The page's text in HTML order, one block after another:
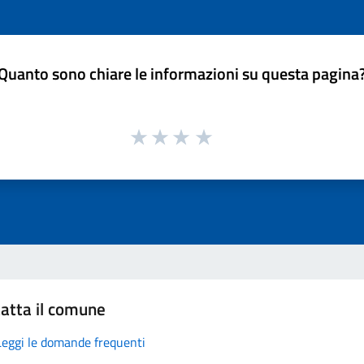
sono chiare le informazioni su questa
il comune
le domande frequenti